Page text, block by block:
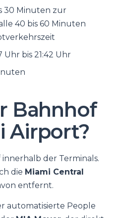
30 Minuten zur
40 bis 60 Minuten
Uhr bis 21:42 Uhr
Bahnhof
Airport?
der Terminals.
die Miami Central
entfernt.
automatisierte People